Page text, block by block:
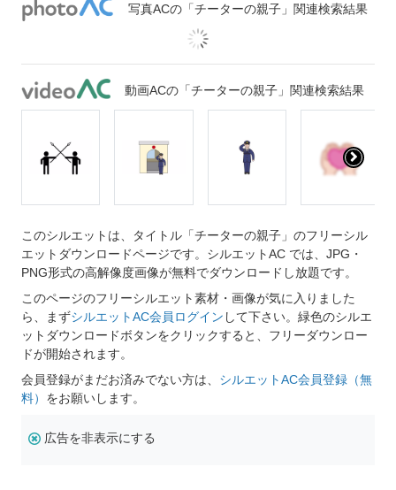
写真ACの「チーターの親子」関連検索結果
動画ACの「チーターの親子」関連検索結果
このシルエットは、タイトル「チーターの親子」のフリーシル
エットダウンロードページです。シルエットAC では、JPG・
PNG形式の高解像度画像が無料でダウンロードし放題です。
このページのフリーシルエット素材・画像が気に入りました
ら、まずシルエットAC会員ログイン して下さい。緑色のシルエ
ットダウンロードボタンをクリックすると、フリーダウンロー
ドが開始されます。
会員登録がまだお済みでない方は、 シルエットAC会員登録（無
料） をお願いします。
広告を非表示にする